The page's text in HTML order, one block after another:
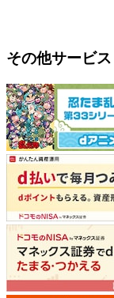
その他サービス